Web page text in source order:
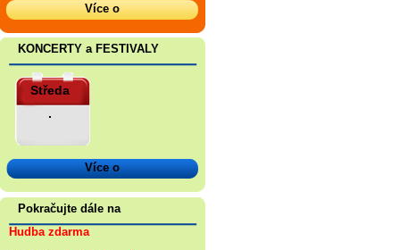
Více o
KONCERTY a FESTIVALY
Středa
.
Více o
Pokračujte dále na
Hudba zdarma